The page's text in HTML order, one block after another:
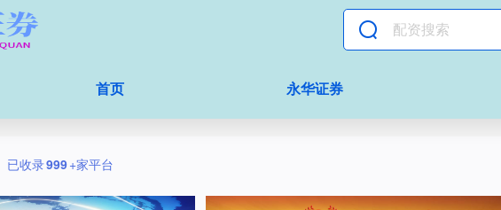
首页 永华证券
已收录999+家平台